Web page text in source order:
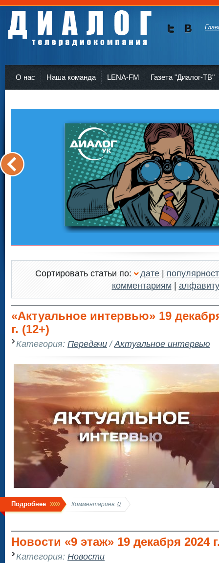
О нас Наша команда LENA-FM Газета "Диалог-ТВ"
Сортировать статьи по: дате|
комментариям| алфавиту
«Актуальное интервью» 19
г. (12+)
Категория: Передачи/Актуальное интервью
Подробнее Комментариев: 0
Новости «9 этаж» 19 декабря 2024
Категория: Новости